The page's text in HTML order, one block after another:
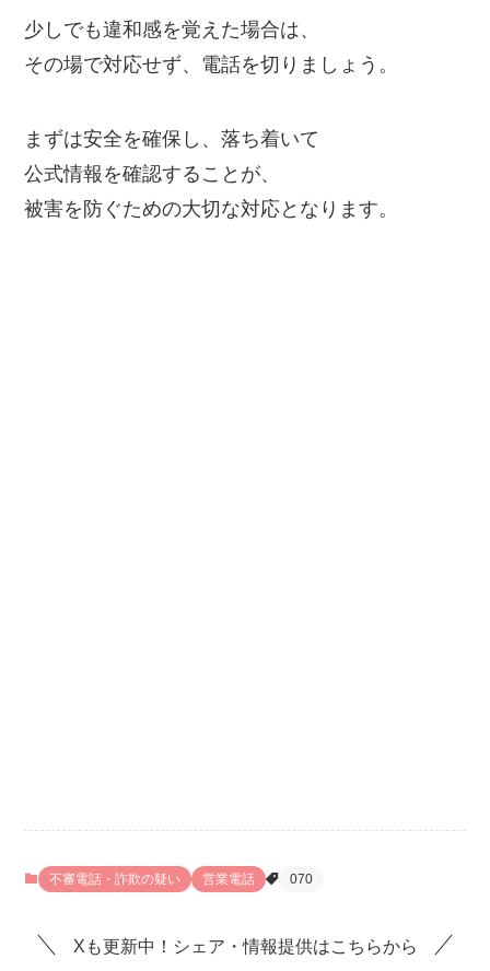
少しでも違和感を覚えた場合は、
その場で対応せず、電話を切りましょう。
まずは安全を確保し、落ち着いて
公式情報を確認することが、
被害を防ぐための大切な対応となります。
不審電話・詐欺の疑い 営業電話 070
Xも更新中！シェア・情報提供はこちらから